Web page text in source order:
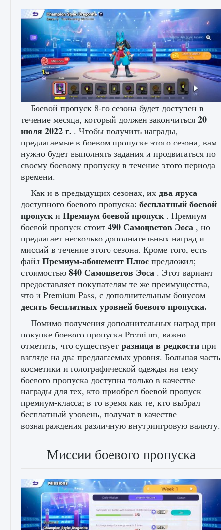
лицензии, лиги, команды и стадионы в EA
FC 25
9 августа 2024 2 395 0 2
Как исправить ошибку Palworld EPalworld
«Идет сохранение мира — Невозможно
начать сохранение данных мира»
9 августа 2024 2 711 0 0
Все новые функции в режиме карьеры EA
FC 25
9 августа 2024
Входят ли «Милан» и «Интер» в EA FC 25
Боевой пропуск 8-го сезона будет доступен в
течение месяца, который должен закончиться 20
июля 2022 г. . Чтобы получить награды,
предлагаемые в боевом пропуске этого сезона, вам
нужно будет выполнять задания и продвигаться по
своему боевому пропуску в течение этого периода
времени.
Как и в предыдущих сезонах, их два яруса
доступного боевого пропуска: бесплатный боевой
пропуски Премиум боевой пропуск . Премиум
боевой пропуск стоит 490 Самоцветов Эоса , но
предлагает несколько дополнительных наград и
миссий в течение этого сезона. Кроме того, есть
файл Премиум-абонемент Плюс предложил;
стоимостью 840 Самоцветов Эоса . Этот вариант
предоставляет покупателям те же преимущества,
что и Premium Pass, с дополнительным бонусом
десять бесплатных уровней боевого пропуска.
Помимо получения дополнительных наград при
покупке боевого пропуска Premium, важно
отметить, что существует разница в редкости при
взгляде на два предлагаемых уровня. Большая часть
косметики и голографической одежды на тему
боевого пропуска доступна только в качестве
награды для тех, кто приобрел боевой пропуск
премиум-класса; в то время как те, кто выбрал
бесплатный уровень, получат в качестве
вознаграждения различную внутриигровую валюту.
Миссии боевого пропуска